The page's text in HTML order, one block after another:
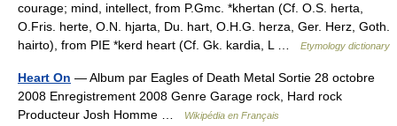
courage; mind, intellect, from P.Gmc. *khertan (Cf. O.S. herta,
O.Fris. herte, O.N. hjarta, Du. hart, O.H.G. herza, Ger. Herz, Goth.
hairto), from PIE *kerd heart (Cf. Gk. kardia, L …
Etymology dictionary
Heart On — Album par Eagles of Death Metal Sortie 28 octobre
2008 Enregistrement 2008 Genre Garage rock, Hard rock
Producteur Josh Homme …
Wikipédia en Français